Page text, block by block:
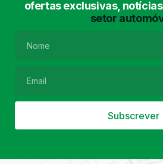
ofertas exclusivas,
setor
Subscrever
Lavagem de Chassis
Filtro de Partículas